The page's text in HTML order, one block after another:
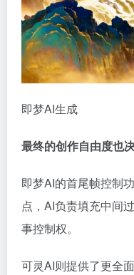
即梦AI生成
最终的创作自由度也
即梦AI的首尾帧控制
点，AI负责填充中间
事控制权。
可灵AI则提供了更全